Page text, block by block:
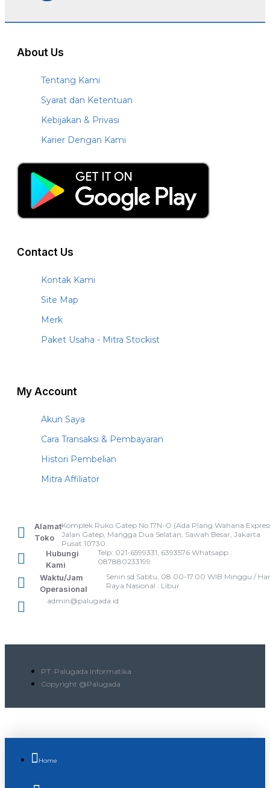
About Us
Tentang Kami
Syarat dan Ketentuan
Kebijakan & Privasi
Karier Dengan Kami
Contact Us
Kontak Kami
Site Map
Merk
Paket Usaha - Mitra Stockist
My Account
Akun Saya
Cara Transaksi & Pembayaran
Histori Pembelian
Mitra Affiliator
Alamat
Toko
Komplek Ruko Gatep No.17N-O (Ada Plang Wahana
Jalan Gatep, Mangga Dua Selatan, Sawah Besar, Jakarta
Pusat 10730
Hubungi
Kami
Telp: 021-6599331, 6393576 Whatsapp :
087880233199
Waktu/Jam
Operasional
Senin sd Sabtu, 08.00-17.00 WIB Minggu /
Raya Nasional : Libur
admin@palugada.id
PT. Palugada Informatika
Copyright @Palugada
Home